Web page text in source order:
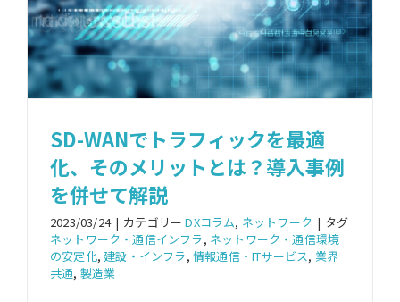
SD-WANでトラフィックを最適
化、そのメリットとは？導入事例
を併せて解説
2023/03/24 | カテゴリーDXコラム, ネットワーク | タグ
ネットワーク・通信インフラ, ネットワーク・通信環境
の安定化,建設・インフラ,情報通信・ITサービス, 業界
共通, 製造業